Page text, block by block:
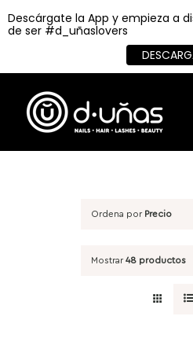
contenido
Ordena por Precio
Mostrar48 productos
Descárgate la App y empieza a
de ser #d_uñaslovers